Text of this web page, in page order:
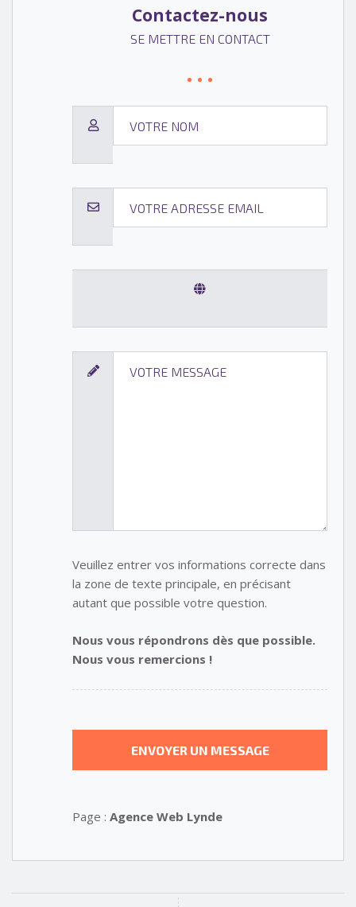
Contactez-nous
SE METTRE EN CONTACT
Veuillez entrer vos informations correcte dans
la zone de texte principale, en précisant
autant que possible votre question.
Nous vous répondrons dès que possible.
Nous vous remercions !
Page : Agence Web Lynde